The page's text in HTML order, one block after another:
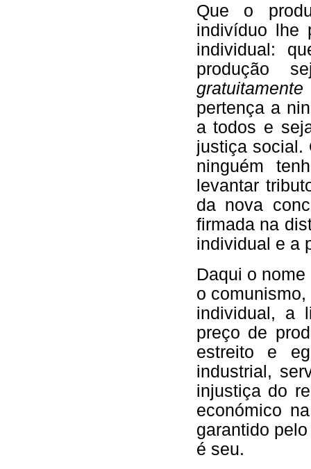
Que o
indivíduo lhe
individual:
produção
pertença a
a todos e
justiça social.
ninguém
levantar
da nova
firmada na
individual e a
Daqui o
o
individual, a
preço de
estreito e
industrial,
injustiça do
económico
garantido
é seu.